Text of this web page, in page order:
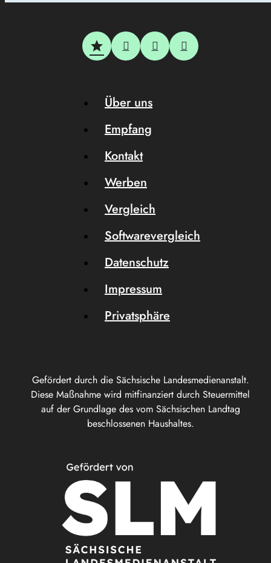
Gefördert durch die Sächsische Landesmedienanstalt.
Diese Maßnahme wird mitfinanziert durch Steuermittel
auf der Grundlage des vom Sächsischen Landtag
beschlossenen Haushaltes.
Über uns
Empfang
Kontakt
Werben
Vergleich
Softwarevergleich
Datenschutz
Impressum
Privatsphäre